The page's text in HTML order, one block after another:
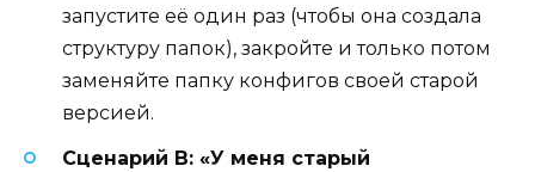
запустите её один раз (чтобы она создала
структуру папок), закройте и только потом
заменяйте папку конфигов своей старой
версией.
Сценарий В: «У меня старый